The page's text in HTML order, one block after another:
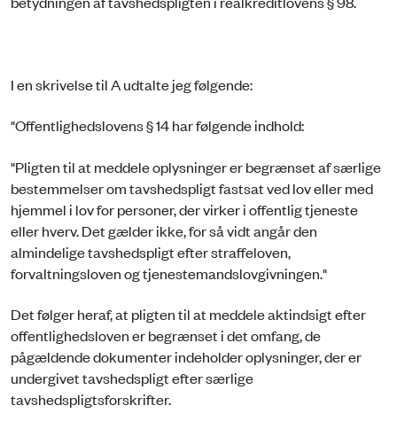
I en skrivelse til A udtalte jeg følgende:
"Offentlighedslovens § 14 har følgende indhold:
"Pligten til at meddele oplysninger er begrænset af særlige
bestemmelser om tavshedspligt fastsat ved lov eller med
hjemmel i lov for personer, der virker i offentlig tjeneste
eller hverv. Det gælder ikke, for så vidt angår den
almindelige tavshedspligt efter straffeloven,
forvaltningsloven og tjenestemandslovgivningen."
Det følger heraf, at pligten til at meddele aktindsigt efter
offentlighedsloven er begrænset i det omfang, de
pågældende dokumenter indeholder oplysninger, der er
undergivet tavshedspligt efter særlige
tavshedspligtsforskrifter.